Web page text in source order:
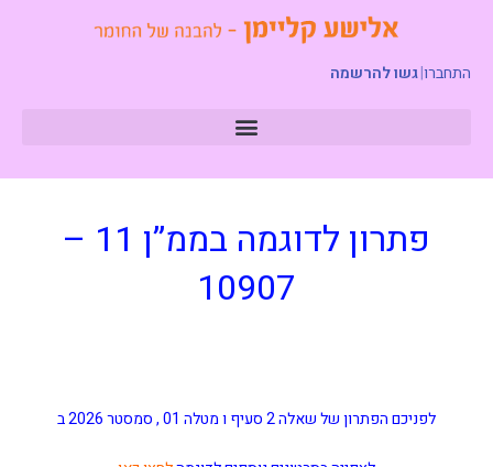
התחברו|גשו להרשמה
פתרון לדוגמה בממ”ן 11 –
10907
לפניכם הפתרון של שאלה 2 סעיף ו מטלה 01 , סמסטר 2026 ב